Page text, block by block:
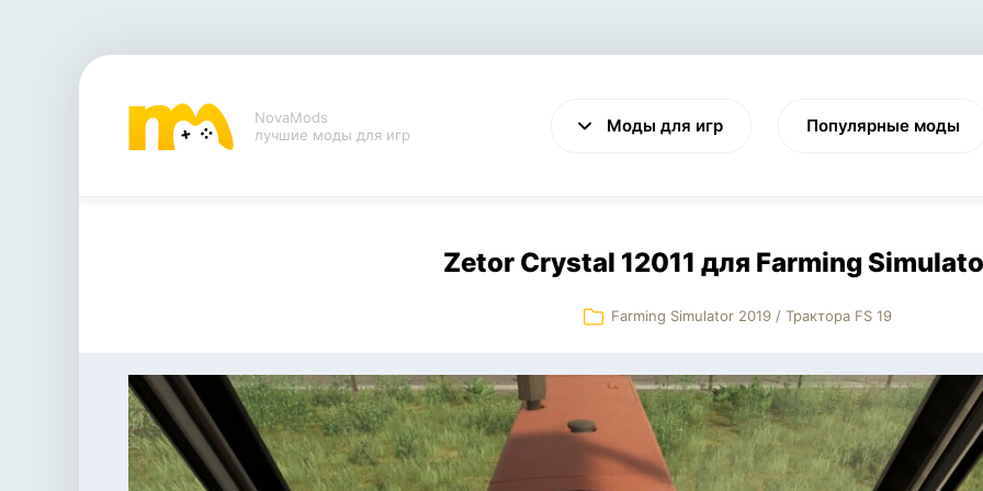
NovaMods
лучшие моды для игр
Моды для игр
VALHEIM CYBERPUNK 2077
Популярные моды
Zetor Crystal 12011 для Farming
Farming Simulator 2019 / Трактора FS 19